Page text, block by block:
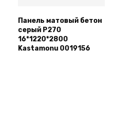
Панель матовый бетон
серый Р270
16*1220*2800
Kastamonu 0019156